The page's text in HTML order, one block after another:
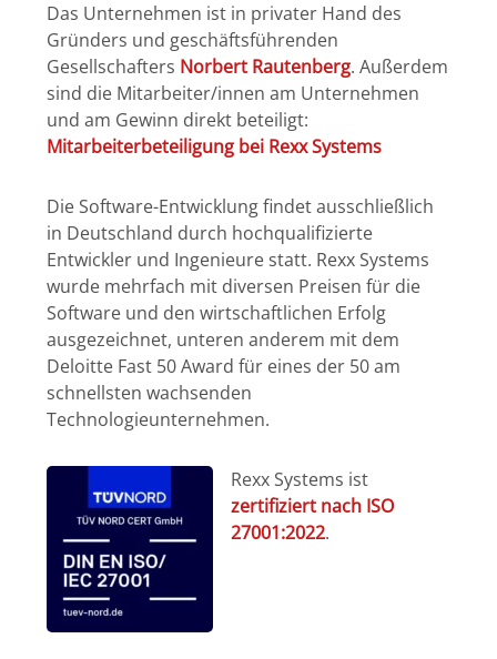
Das Unternehmen ist in privater Hand des
Gründers und geschäftsführenden
Gesellschafters Norbert Rautenberg. Außerdem
sind die Mitarbeiter/innen am Unternehmen
und am Gewinn direkt beteiligt:
Mitarbeiterbeteiligung bei Rexx Systems
Die Software-Entwicklung findet ausschließlich
in Deutschland durch hochqualifizierte
Entwickler und Ingenieure statt. Rexx Systems
wurde mehrfach mit diversen Preisen für die
Software und den wirtschaftlichen Erfolg
ausgezeichnet, unteren anderem mit dem
Deloitte Fast 50 Award für eines der 50 am
schnellsten wachsenden
Technologieunternehmen.
Rexx Systems ist
zertifiziert nach ISO
27001:2022.